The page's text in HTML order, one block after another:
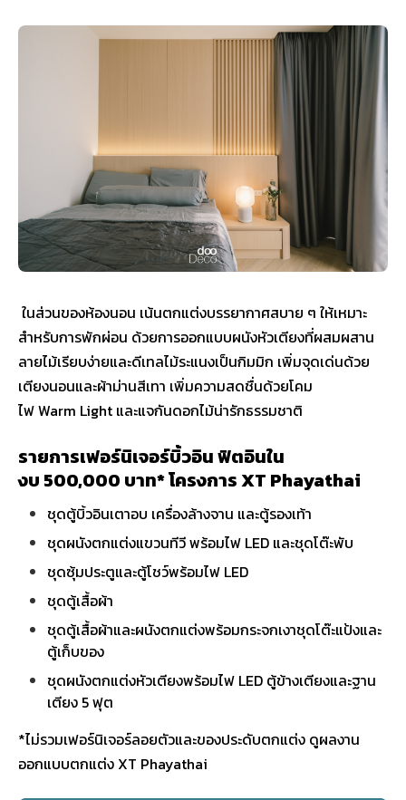
ในส่วนของห้องนอน เน้นตกแต่งบรรยากาศสบาย ๆ ให้เหมาะ
สำหรับการพักผ่อน ด้วยการออกแบบผนังหัวเตียงที่ผสมผสาน
ลายไม้เรียบง่ายและดีเทลไม้ระแนงเป็นกิมมิก เพิ่มจุดเด่นด้วย
เตียงนอนและผ้าม่านสีเทา เพิ่มความสดชื่นด้วยโคม
ไฟ Warm Light และแจกันดอกไม้น่ารักธรรมชาติ
รายการเฟอร์นิเจอร์บิ้วอิน ฟิตอินใน
งบ 500,000 บาท* โครงการ XT Phayathai
ชุดตู้บิ้วอินเตาอบ เครื่องล้างจาน และตู้รองเท้า
ชุดผนังตกแต่งแขวนทีวี พร้อมไฟ LED และชุดโต๊ะพับ
ชุดซุ้มประตูและตู้โชว์พร้อมไฟ LED
ชุดตู้เสื้อผ้า
ชุดตู้เสื้อผ้าและผนังตกแต่งพร้อมกระจกเงาชุดโต๊ะแป้งและ
ตู้เก็บของ
ชุดผนังตกแต่งหัวเตียงพร้อมไฟ LED ตู้ข้างเตียงและฐาน
เตียง 5 ฟุต
*ไม่รวมเฟอร์นิเจอร์ลอยตัวและของประดับตกแต่ง ดูผลงาน
ออกแบบตกแต่ง XT Phayathai